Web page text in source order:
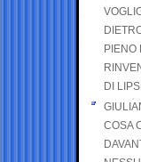
PIENO
DI
COSA